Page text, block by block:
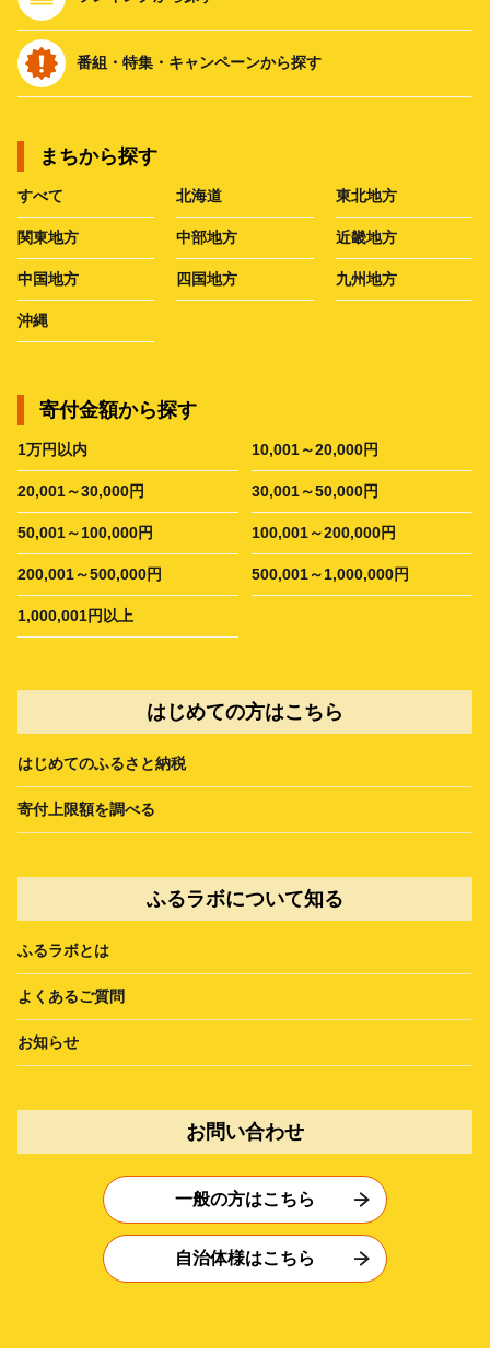
番組・特集・キャンペーンから探す
まちから探す
すべて 北海道 東北地方
関東地方 中部地方 近畿地方
中国地方 四国地方 九州地方
沖縄
寄付金額から探す
1万円以内 10,001～20,000円
20,001～30,000円 30,001～50,000円
50,001～100,000円 100,001～200,000円
200,001～500,000円 500,001～1,000,000円
1,000,001円以上
はじめての方はこちら
はじめてのふるさと納税
寄付上限額を調べる
ふるラボについて知る
ふるラボとは
よくあるご質問
お知らせ
お問い合わせ
一般の方はこちら
自治体様はこちら